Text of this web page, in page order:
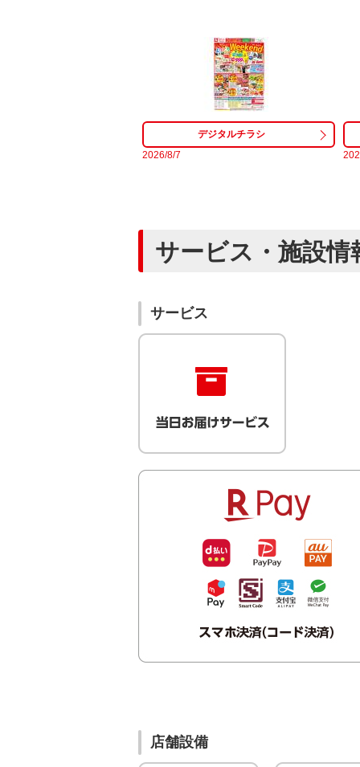
2026/8/7
サービス・施設情
サービス
店舗設備